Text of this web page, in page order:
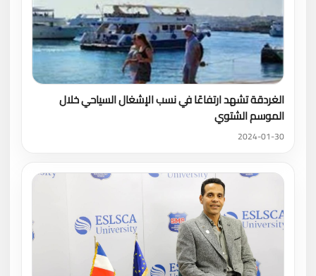
الغردقة تشهد ارتفاعًا في نسب الإشغال السياحي خلال
الموسم الشتوي
2024-01-30